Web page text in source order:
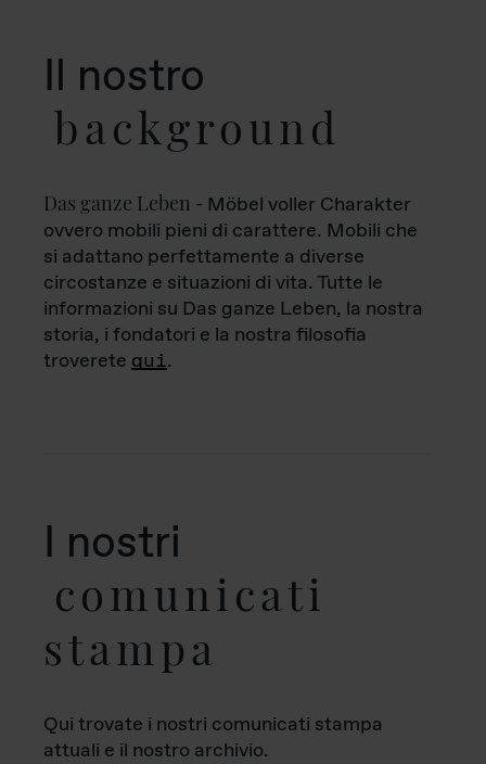
Il nostro
background
Das ganze Leben - Möbel voller Charakter
ovvero mobili pieni di carattere. Mobili che
si adattano perfettamente a diverse
circostanze e situazioni di vita. Tutte le
informazioni su Das ganze Leben, la nostra
storia, i fondatori e la nostra filosofia
troverete qui.
I nostri
comunicati
stampa
Qui trovate i nostri comunicati stampa
attuali e il nostro archivio.